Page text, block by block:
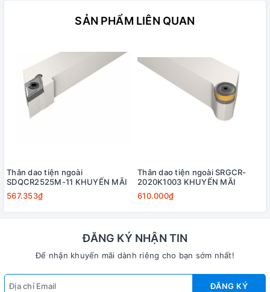
SẢN PHẨM LIÊN QUAN
Thân dao tiện ngoài
SDQCR2525M-11 KHUYẾN MÃI
567.353₫
Thân dao tiện ngoài SRGCR-
2020K1003 KHUYẾN MÃI
610.000₫
ĐĂNG KÝ NHẬN TIN
Để nhận khuyến mãi dành riêng cho bạn sớm nhất!
ĐĂNG KÝ